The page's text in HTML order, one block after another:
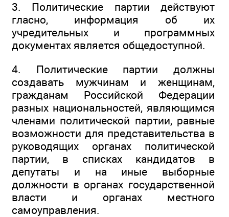
3. Политические партии действуют
гласно, информация об их
учредительных и программных
документах является общедоступной.
4. Политические партии должны
создавать мужчинам и женщинам,
гражданам Российской Федерации
разных национальностей, являющимся
членами политической партии, равные
возможности для представительства в
руководящих органах политической
партии, в списках кандидатов в
депутаты и на иные выборные
должности в органах государственной
власти и органах местного
самоуправления.